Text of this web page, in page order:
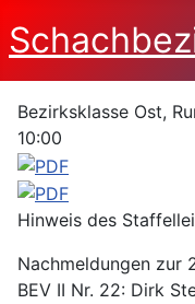
Bezirksklasse Ost,
10:00
Hinweis des
Nachmeldungen zur
BEV II Nr. 22: Dirk